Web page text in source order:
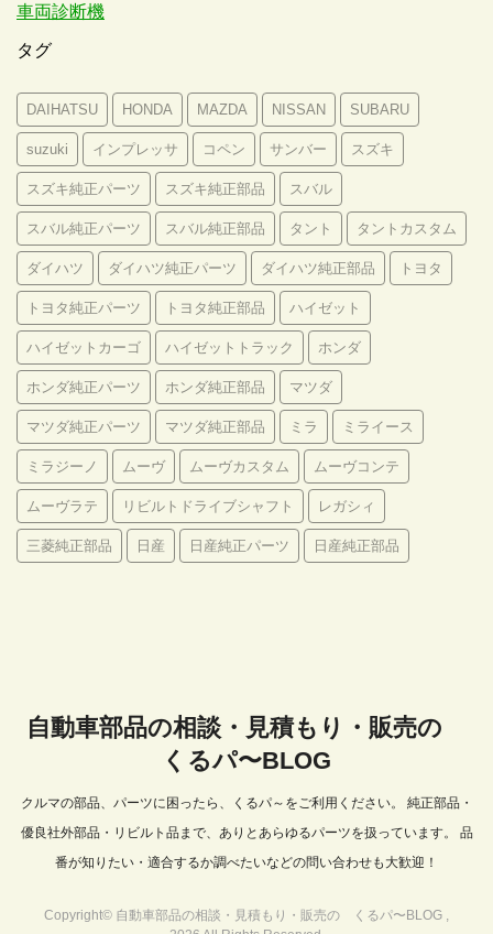
車両診断機
タグ
DAIHATSU HONDA MAZDA NISSAN SUBARU
suzuki インプレッサ コペン サンバー スズキ
スズキ純正パーツ スズキ純正部品 スバル
スバル純正パーツ スバル純正部品 タント タントカスタム
ダイハツ ダイハツ純正パーツ ダイハツ純正部品 トヨタ
トヨタ純正パーツ トヨタ純正部品 ハイゼット
ハイゼットカーゴ ハイゼットトラック ホンダ
ホンダ純正パーツ ホンダ純正部品 マツダ
マツダ純正パーツ マツダ純正部品 ミラ ミライース
ミラジーノ ムーヴ ムーヴカスタム ムーヴコンテ
ムーヴラテ リビルトドライブシャフト レガシィ
三菱純正部品 日産 日産純正パーツ 日産純正部品
自動車部品の相談・見積もり・販売の
くるパ〜BLOG
クルマの部品、パーツに困ったら、くるパ～をご利用ください。 純正部品・
優良社外部品・リビルト品まで、ありとあらゆるパーツを扱っています。 品
番が知りたい・適合するか調べたいなどの問い合わせも大歓迎！
Copyright© 自動車部品の相談・見積もり・販売の くるパ〜BLOG ,